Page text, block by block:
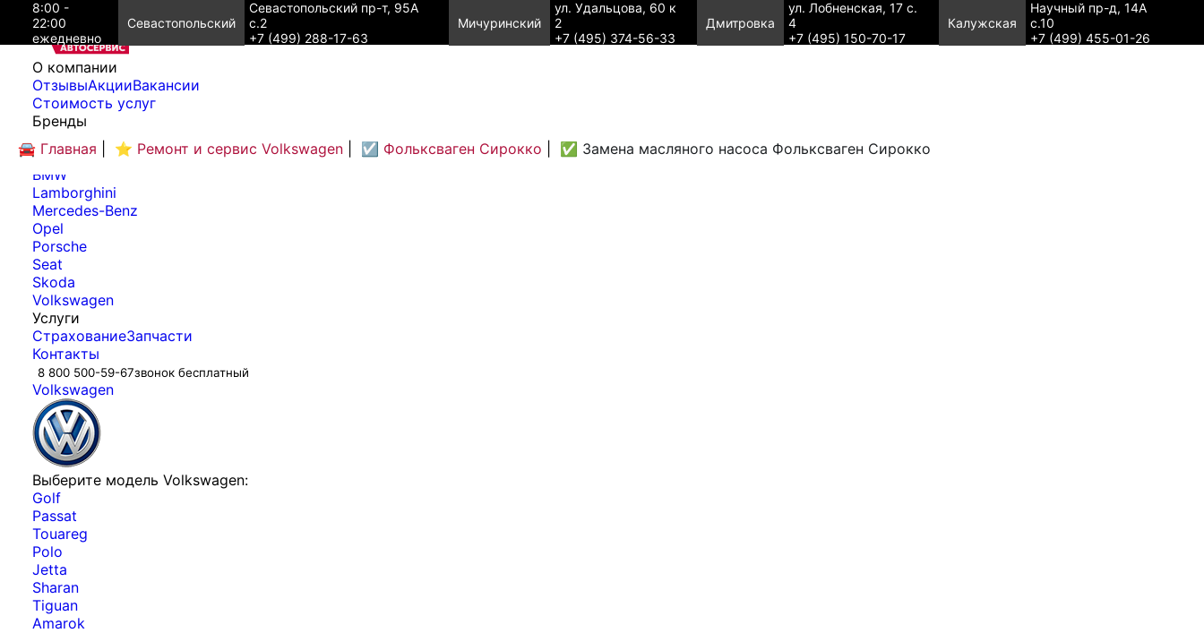
8:00 -
22:00
ежедневно
Севастопольский
Севастопольский пр-т, 95А
с.2
+7 (499) 288-17-63
Мичуринский
ул. Удальцова, 60 к
2
+7 (495) 374-56-33
Дмитровка
ул. Лобненская, 17 с.
4
+7 (495) 150-70-17
Калужская
Научный пр-д, 14А
с.10
+7 (499) 455-01-26
O компании
ОтзывыАкцииВакансии
Cтоимость услуг
Бренды
Audi
Bentley
BMW
Lamborghini
Mercedes-Benz
Opel
Porsche
Seat
Skoda
Volkswagen
Услуги
СтрахованиеЗапчасти
Контакты
8 800 500-59-67звонок бесплатный
🚘 Главная ⭐ Ремонт и сервис Volkswagen ☑️ Фольксваген Сирокко ✅ Замена масляного насоса Фольксваген Сирокко
Volkswagen
Выберите модель Volkswagen:
Golf
Passat
Touareg
Polo
Jetta
Sharan
Tiguan
Amarok